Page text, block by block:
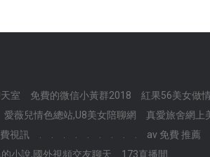
室 免費的微信小黃群2018 紅果56美女做
愛薇兒情色總站,U8美女陪聊網 真愛旅舍網上
視訊 av 免費 推薦
小說,國外視頻交友聊天 173直播間